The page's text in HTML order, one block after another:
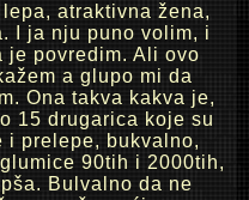
atraktivna žena,
I ja nju puno volim, i
je povredim. Ali ovo
a glupo mi da
Ona takva kakva je,
15 drugarica koje su
i prelepe, bukvalno,
90tih i 2000tih,
Bulvalno da ne